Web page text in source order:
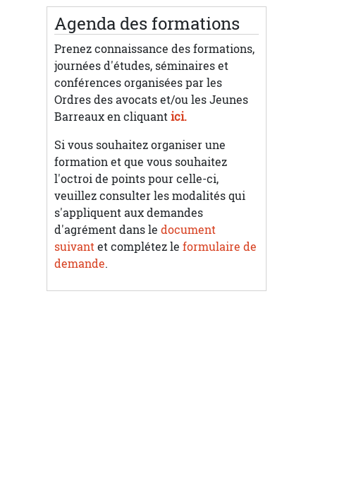
Agenda des formations
Prenez connaissance des formations,
journées d'études, séminaires et
conférences organisées par les
Ordres des avocats et/ou les Jeunes
Barreaux en cliquantici.
Si vous souhaitez organiser une
formation et que vous souhaitez
l'octroi de points pour celle-ci,
veuillez consulter les modalités qui
s'appliquent aux demandes
d'agrément dans ledocument
suivantet complétez leformulaire de
demande.